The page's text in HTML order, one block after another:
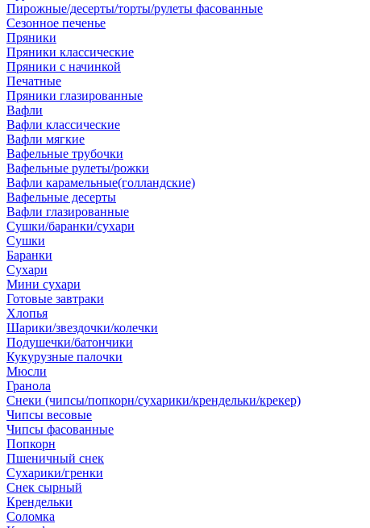
Пирожные/десерты/торты/рулеты фасованные
Сезонное печенье
Пряники
Пряники классические
Пряники с начинкой
Печатные
Пряники глазированные
Вафли
Вафли классические
Вафли мягкие
Вафельные трубочки
Вафельные рулеты/рожки
Вафли карамельные(голландские)
Вафельные десерты
Вафли глазированные
Сушки/баранки/сухари
Сушки
Баранки
Сухари
Мини сухари
Готовые завтраки
Хлопья
Шарики/звездочки/колечки
Подушечки/батончики
Кукурузные палочки
Мюсли
Гранола
Снеки (чипсы/попкорн/сухарики/крендельки/крекер)
Чипсы весовые
Чипсы фасованные
Попкорн
Пшеничный снек
Сухарики/гренки
Снек сырный
Крендельки
Соломка